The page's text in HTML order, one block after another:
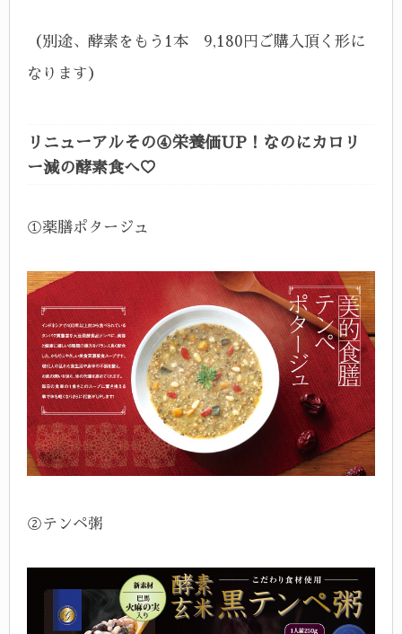
（別途、酵素をもう1本 9,180円ご購入頂く形に
なります）
リニューアルその④栄養価UP！なのにカロリ
ー減の酵素食へ♡
①薬膳ポタージュ
②テンペ粥